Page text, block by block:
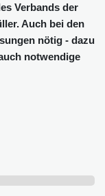
Verbands der
Auch bei den
nötig - dazu
notwendige